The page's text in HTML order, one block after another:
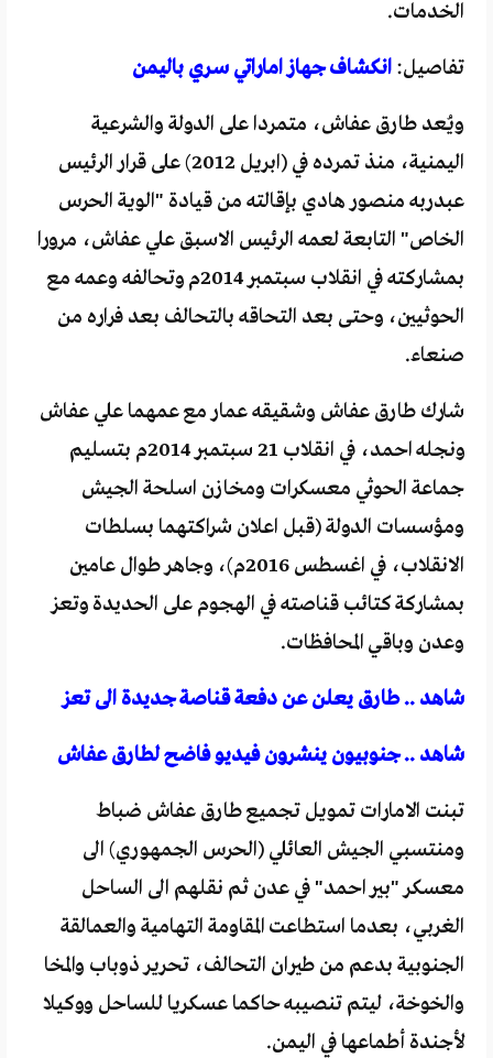
الخدمات.
تفاصيل: انكشاف جهاز اماراتي سري باليمن
ويُعد طارق عفاش، متمردا على الدولة والشرعية
اليمنية، منذ تمرده في (ابريل 2012) على قرار الرئيس
عبدربه منصور هادي بإقالته من قيادة "الوية الحرس
الخاص" التابعة لعمه الرئيس الاسبق علي عفاش، مرورا
بمشاركته في انقلاب سبتمبر 2014م وتحالفه وعمه مع
الحوثيين، وحتى بعد التحاقه بالتحالف بعد فراره من
صنعاء.
شارك طارق عفاش وشقيقه عمار مع عمهما علي عفاش
ونجله احمد، في انقلاب 21 سبتمبر 2014م بتسليم
جماعة الحوثي معسكرات ومخازن اسلحة الجيش
ومؤسسات الدولة (قبل اعلان شراكتهما بسلطات
الانقلاب، في اغسطس 2016م)، وجاهر طوال عامين
بمشاركة كتائب قناصته في الهجوم على الحديدة وتعز
وعدن وباقي المحافظات.
شاهد .. طارق يعلن عن دفعة قناصة جديدة الى تعز
شاهد .. جنوبيون ينشرون فيديو فاضح لطارق عفاش
تبنت الامارات تمويل تجميع طارق عفاش ضباط
ومنتسبي الجيش العائلي (الحرس الجمهوري) الى
معسكر "بير احمد" في عدن ثم نقلهم الى الساحل
الغربي، بعدما استطاعت المقاومة التهامية والعمالقة
الجنوبية بدعم من طيران التحالف، تحرير ذوباب والمخا
والخوخة، ليتم تنصيبه حاكما عسكريا للساحل ووكيلا
لأجندة أطماعها في اليمن.